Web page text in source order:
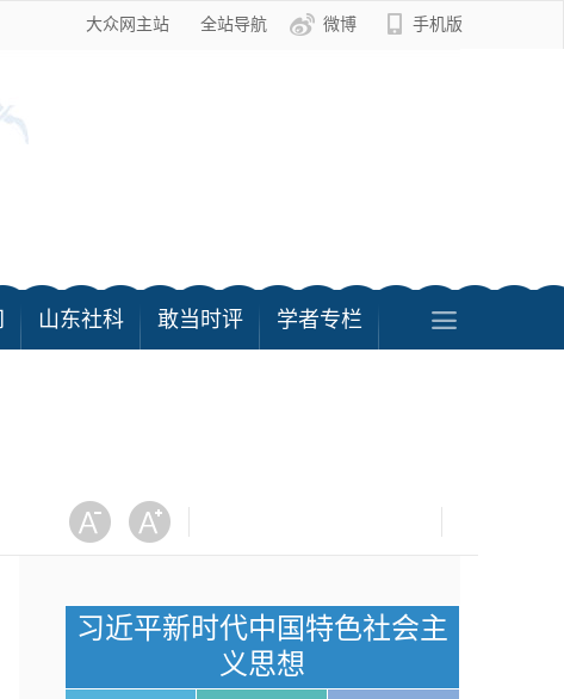
大众网主站 全站导航 微博 手机版
山东社科 敢当时评 学者专栏
习近平新时代中国特色社会主
义思想